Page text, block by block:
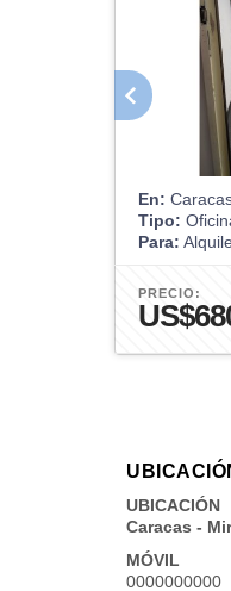
En:
Tipo:
Para:
PRECIO:
UBICACIÓN
Caracas -
MÓVIL
0000000000